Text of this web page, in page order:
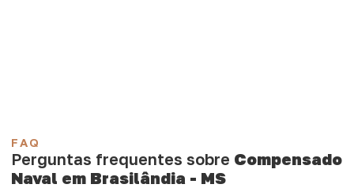
FAQ
Perguntas frequentes sobre Compensado
Naval em Brasilândia - MS